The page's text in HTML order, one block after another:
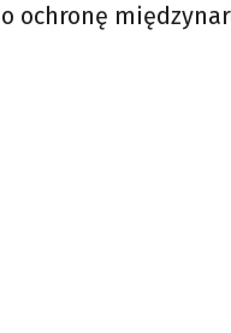
ochronę